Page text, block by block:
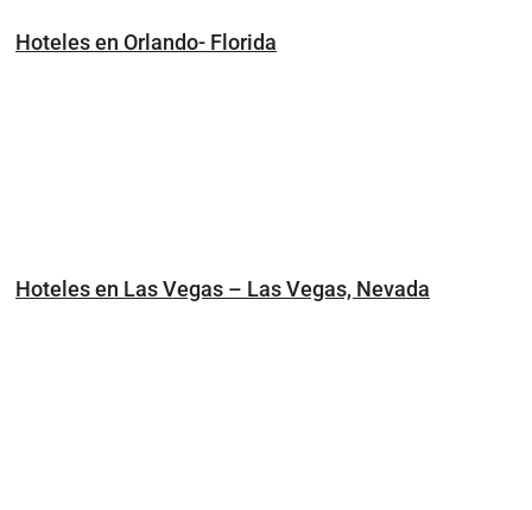
Hoteles en Orlando- Florida
Hoteles en Las Vegas – Las Vegas, Nevada